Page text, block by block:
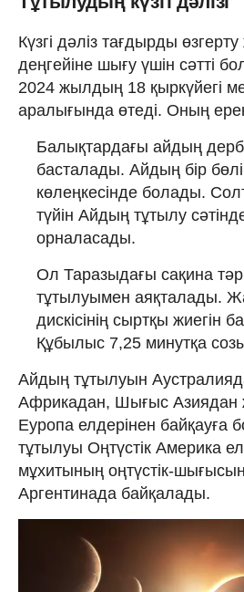
Күзгі дәліз тағдырды
деңгейіне шығу үшін сәтті
2024 жылдың 18 қыркүйегі
аралығында өтеді. Оның
Балықтардағы айдың
басталады. Айдың бір
көлеңкесінде болады.
түйін Айдың тұтылу
орналасады.
Ол Таразыдағы сақина
тұтылуымен аяқталады.
дискісінің сыртқы жиегін
Құбылыс 7,25 минутқа
Айдың тұтылуын
Африкадан, Шығыс Азиядан
Еуропа елдерінен байқауға
тұтылуы Оңтүстік Америка
мұхитының оңтүстік-
Аргентинада байқалады.